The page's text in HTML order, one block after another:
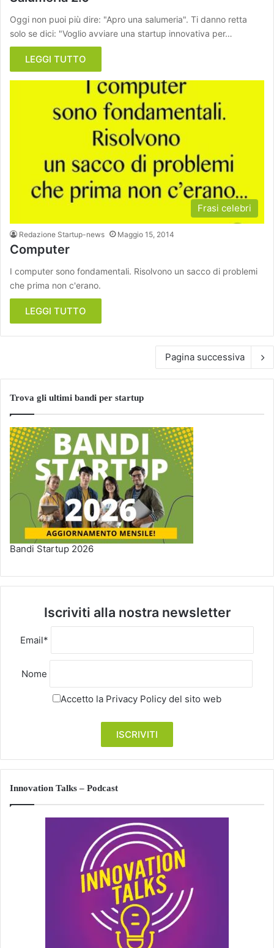
Oggi non puoi più dire: "Apro una salumeria". Ti danno retta
solo se dici: "Voglio avviare una startup innovativa per…
LEGGI TUTTO
Frasi celebri
Redazione Startup-news Maggio 15, 2014
Computer
I computer sono fondamentali. Risolvono un sacco di problemi
che prima non c'erano.
LEGGI TUTTO
Pagina successiva
Trova gli ultimi bandi per startup
Bandi Startup 2026
Iscriviti alla nostra newsletter
Email*
Nome
Accetto la Privacy Policy del sito web
Innovation Talks – Podcast